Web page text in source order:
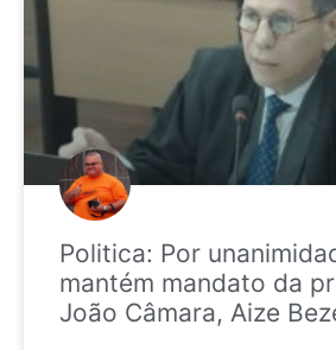
Politica: Por
mantém mandato da
João Câmara, Aize